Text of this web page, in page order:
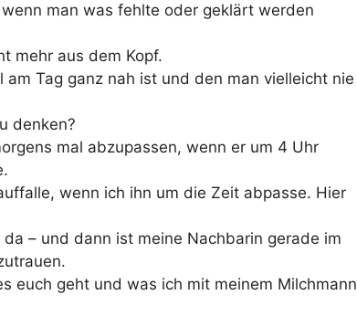
man was fehlte oder geklärt werden
mehr aus dem Kopf.
Tag ganz nah ist und den man vielleicht nie
denken?
mal abzupassen, wenn er um 4 Uhr
wenn ich ihn um die Zeit abpasse. Hier
– und dann ist meine Nachbarin gerade im
euch geht und was ich mit meinem Milchmann